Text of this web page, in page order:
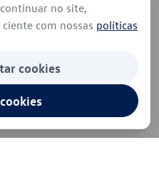
no site,
com nossas políticas
cookies